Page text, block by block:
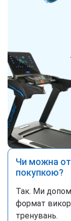
Чи можна
покупкою?
Так. Ми
формат
тренувань.